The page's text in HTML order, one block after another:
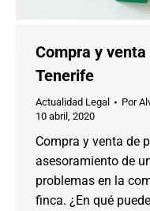
Compra y
Tenerife
Actualidad Legal Por
10 abril, 2020
Compra y venta de
asesoramiento de
problemas en la
finca. ¿En qué